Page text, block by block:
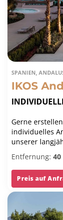
SPANIEN,
IKOS
Gerne
individuelles
unserer
Garantie.
Entfernung: 40
Preis auf